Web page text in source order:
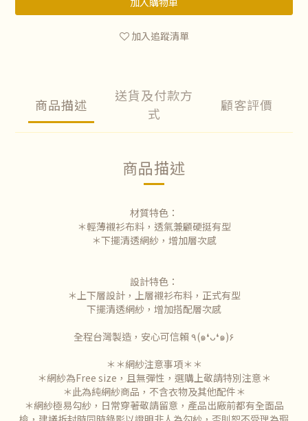
加入追蹤清單
商品描述
送貨及付款方
式
顧客評價
商品描述
材質特色：
＊輕薄襯衫布料，透氣兼顧硬挺有型
＊下擺清透網紗，增加層次感
設計特色：
＊上下層設計，上層襯衫布料，正式有型
下擺清透網紗，增加搭配層次感
全程台灣製造，安心可信賴 ٩(๑❛ᴗ❛๑)۶
＊＊網紗注意事項＊＊
＊網紗為Free size ，且無彈性，選購上敬請特別注意＊
＊此為純網紗商品，不含衣物及其他配件＊
＊網紗極易勾紗，日常穿著敬請留意，產品出廠前都有全面品